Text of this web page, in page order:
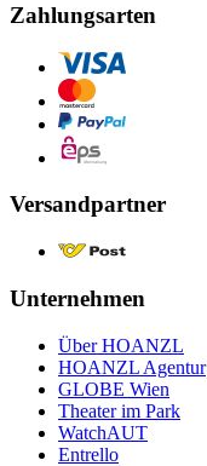
Zahlungsarten
Versandpartner
Unternehmen
Über HOANZL
HOANZL Agentur
GLOBE Wien
Theater im Park
WatchAUT
Entrello